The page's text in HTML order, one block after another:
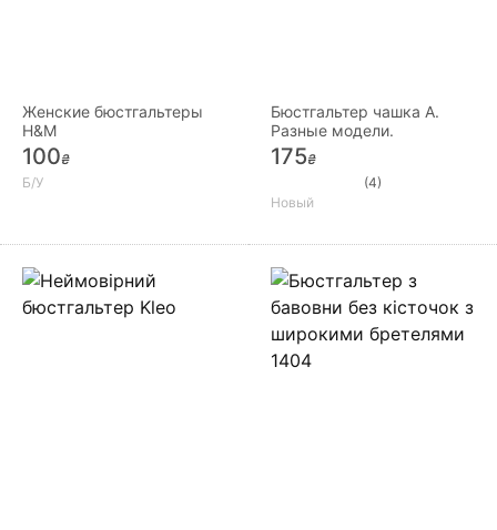
Женские бюстгальтеры
H&M
100₴
Б/У
Бюстгальтер чашка А.
Разные модели.
175₴
(4)
Новый